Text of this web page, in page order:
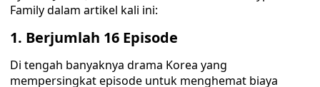
Family dalam artikel kali ini:
1. Berjumlah 16 Episode
Di tengah banyaknya drama Korea yang
mempersingkat episode untuk menghemat biaya